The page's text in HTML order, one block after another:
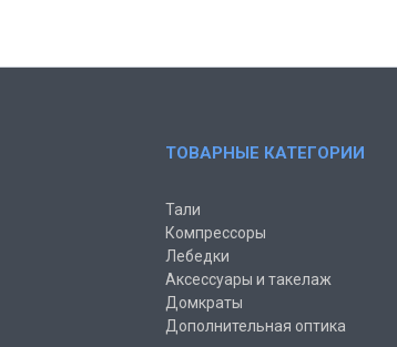
ТОВАРНЫЕ КАТЕГОРИИ
Тали
Компрессоры
Лебедки
Аксессуары и такелаж
Домкраты
Дополнительная оптика